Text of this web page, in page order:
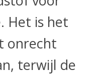
Het is het
onrecht
terwijl de